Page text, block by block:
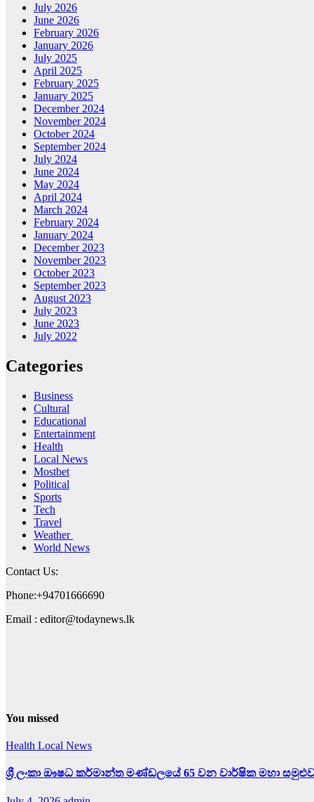
July 2026
June 2026
February 2026
January 2026
July 2025
April 2025
February 2025
January 2025
December 2024
November 2024
October 2024
September 2024
July 2024
June 2024
May 2024
April 2024
March 2024
February 2024
January 2024
December 2023
November 2023
October 2023
September 2023
August 2023
July 2023
June 2023
July 2022
Categories
Business
Cultural
Educational
Entertainment
Health
Local News
Mostbet
Political
Sports
Tech
Travel
Weather
World News
Contact Us:
Phone:+94701666690
Email : editor@todaynews.lk
You missed
Health Local News
ශ්‍රී ලංකා ඖෂධ කර්මාන්ත මණ්ඩලයේ 65 වන වාර්ෂික මහා